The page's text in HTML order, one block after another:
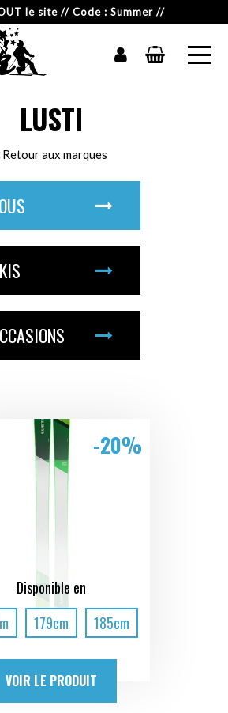
le site // Code : Summer //
LUSTI
Retour aux marques
Disponible en
179cm 185cm
-20%
VOIR LE PRODUIT